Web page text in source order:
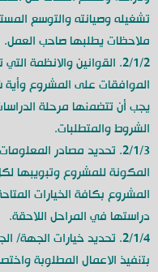
تشغيله وصيانته والتوسع
ملاحظات يطلبها صاحب العمل.
2/1/2. القوانين والانظمة
الموافقات على المشروع
يجب أن تتضمنها مرحلة
الشروط والمتطلبات.
2/1/3. تحديد مصادر
المكونة للمشروع وتبويبها
المشروع بكافة الخيارات
دراستها في المراحل اللاحقة.
2/1/4. تحديد خيارات
بتنفيذ الاعمال المطلوبة